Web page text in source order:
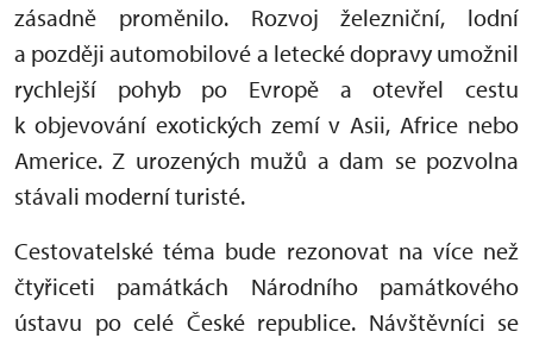
zásadně proměnilo. Rozvoj železniční, lodní
a později automobilové a letecké dopravy umožnil
rychlejší pohyb po Evropě a otevřel cestu
k objevování exotických zemí v Asii, Africe nebo
Americe. Z urozených mužů a dam se pozvolna
stávali moderní turisté.
Cestovatelské téma bude rezonovat na více než
čtyřiceti památkách Národního památkového
ústavu po celé České republice. Návštěvníci se